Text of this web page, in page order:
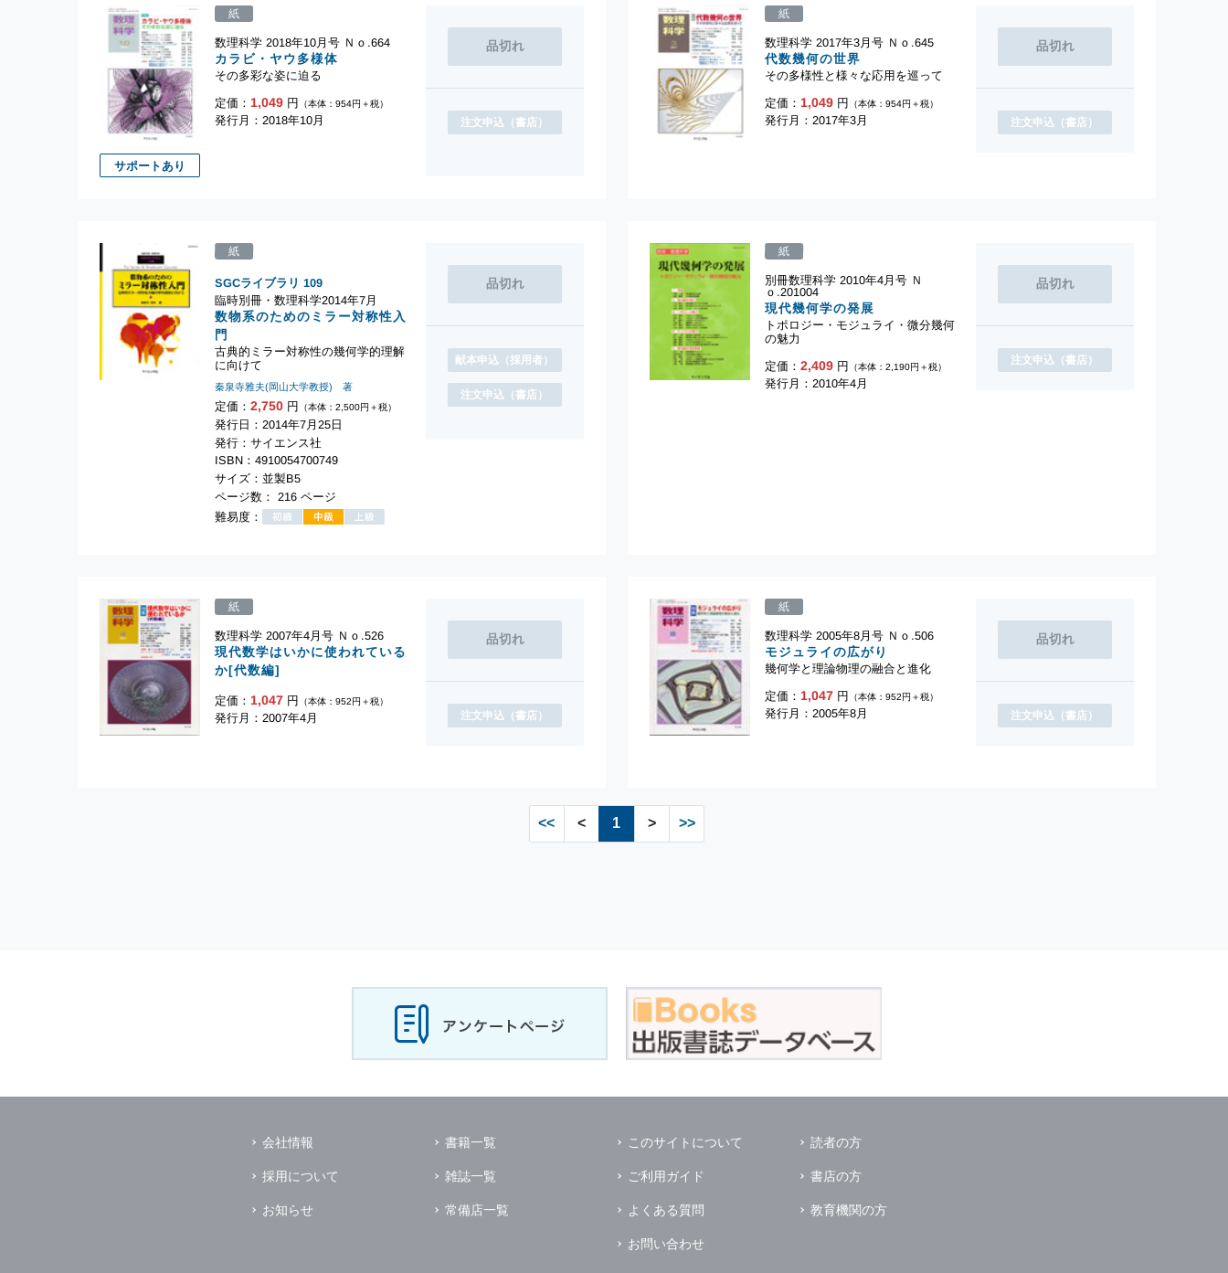
数理科学 2018年10月号 Ｎｏ.664
カラビ・ヤウ多様体
その多彩な姿に迫る
定価： 1,049円 （本体：954円＋税）
紙
発行月：2018年10月
サポートあり
注文申込 （書店）
数理科学 2017年3月号 Ｎｏ.645
代数幾何の世界
その多様性と様々な応用を巡って
定価： 1,049円 （本体：954円＋税）
紙
発行月：2017年3月 注文申込 （書店）
臨時別冊・数理科学2014年7月
数物系のためのミラー対称性入
門
古典的ミラー対称性の幾何学的理解
に向けて
SGCライブラリ 109
秦泉寺雅夫(岡山大学教授) 著
定価： 2,750円 （本体：2,500円＋税）
紙
発行日：2014年7月25日
発行：サイエンス社
ISBN：4910054700749
サイズ：並製B5
ページ数： 216 ページ
難易度：
献本申込 （採用者）
注文申込 （書店）
別冊数理科学 2010年4月号 Ｎ
ｏ.201004
現代幾何学の発展
トポロジー・モジュライ・微分幾何
の魅力
定価：2,409 円 （本体：2,190円＋税）
紙
発行月：2010年4月
注文申込 （書店）
数理科学 2007年4月号 Ｎｏ.526
現代数学はいかに使われている
か[代数編]
定価： 1,047円 （本体：952円＋税）
紙
発行月：2007年4月 注文申込 （書店）
数理科学 2005年8月号 Ｎｏ.506
モジュライの広がり
幾何学と理論物理の融合と進化
定価： 1,047円 （本体：952円＋税）
紙
発行月：2005年8月 注文申込 （書店）
<< < 1 > >>
会社情報
採用について
お知らせ
書籍一覧
雑誌一覧
常備店一覧
このサイトについて
ご利用ガイド
よくある質問
お問い合わせ
読者の方
書店の方
教育機関の方